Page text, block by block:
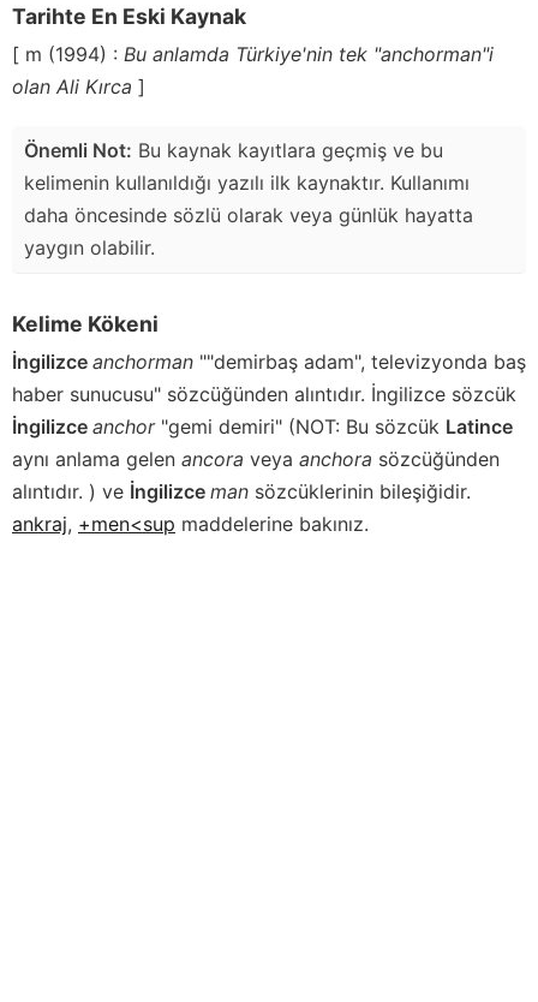
Tarihte En Eski Kaynak
[ m (1994) : Bu anlamda Türkiye'nin tek "anchorman"i
olan Ali Kırca ]
Önemli Not: Bu kaynak kayıtlara geçmiş ve bu
kelimenin kullanıldığı yazılı ilk kaynaktır. Kullanımı
daha öncesinde sözlü olarak veya günlük hayatta
yaygın olabilir.
Kelime Kökeni
İngilizce anchorman ""demirbaş adam", televizyonda baş
haber sunucusu" sözcüğünden alıntıdır. İngilizce sözcük
İngilizce anchor"gemi demiri" (NOT: Bu sözcük Latince
aynı anlama gelen ancora veya anchora sözcüğünden
alıntıdır. ) ve İngilizce man sözcüklerinin bileşiğidir.
ankraj, +men<sup maddelerine bakınız.